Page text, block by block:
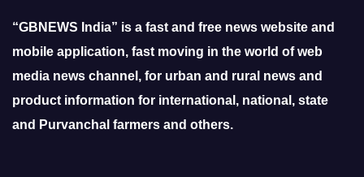
“GBNEWS India” is a fast and free news website and
mobile application, fast moving in the world of web
media news channel, for urban and rural news and
product information for international, national, state
and Purvanchal farmers and others.